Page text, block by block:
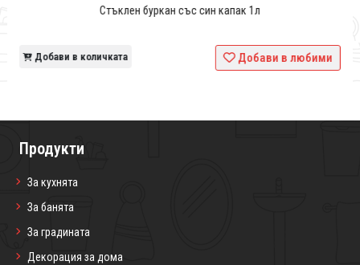
Стъклен буркан със син капак 1л
Добави в количката Добави в любими
Продукти
За кухнята
За банята
За градината
Декорация за дома